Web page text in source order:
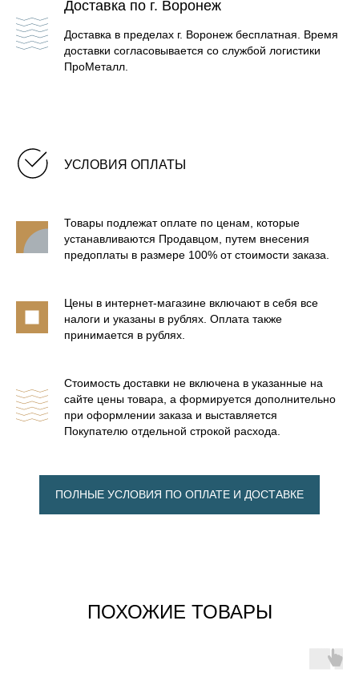
Доставка по г. Воронеж
Доставка в пределах г. Воронеж бесплатная. Время
доставки согласовывается со службой логистики
ПроМеталл.
УСЛОВИЯ ОПЛАТЫ
Товары подлежат оплате по ценам, которые
устанавливаются Продавцом, путем внесения
предоплаты в размере 100% от стоимости заказа.
Цены в интернет-магазине включают в себя все
налоги и указаны в рублях. Оплата также
принимается в рублях.
Стоимость доставки не включена в указанные на
сайте цены товара, а формируется дополнительно
при оформлении заказа и выставляется
Покупателю отдельной строкой расхода.
ПОЛНЫЕ УСЛОВИЯ ПО ОПЛАТЕ И ДОСТАВКЕ
ПОХОЖИЕ ТОВАРЫ